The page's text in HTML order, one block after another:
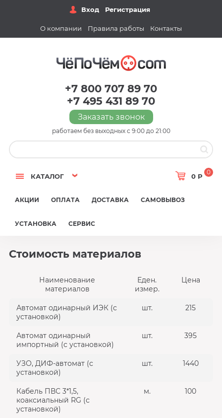
Вход Регистрация
О компании Правила работы Контакты
+7 800 707 89 70
+7 495 431 89 70
Заказать звонок
работаем без выходных с 9:00 до 21:00
КАТАЛОГ 0 Р
0
АКЦИИ ОПЛАТА ДОСТАВКА САМОВЫВОЗ
УСТАНОВКА СЕРВИС
Стоимость материалов
Наименование
материалов
Еден.
измер.
Цена
Автомат одинарный ИЭК (с
установкой)
шт. 215
Автомат одинарный
импортный (с установкой)
шт. 395
УЗО, ДИФ-автомат (с
установкой)
шт. 1440
Кабель ПВС 3*1,5,
коаксиальный RG (с
установкой)
м. 100